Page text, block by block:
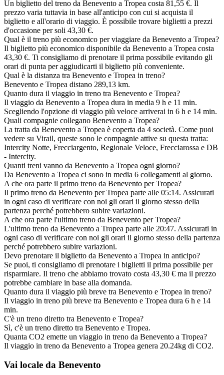
Un biglietto del treno da Benevento a Tropea costa 81,55 €. Il
prezzo varia tuttavia in base all'anticipo con cui si acquista il
biglietto e all'orario di viaggio. È possibile trovare biglietti a prezzi
d'occasione per soli 43,30 €.
Qual è il treno più economico per viaggiare da Benevento a Tropea?
Il biglietto più economico disponibile da Benevento a Tropea costa
43,30 €. Ti consigliamo di prenotare il prima possibile evitando gli
orari di punta per aggiudicarti il biglietto più conveniente.
Qual è la distanza tra Benevento e Tropea in treno?
Benevento e Tropea distano 289,13 km.
Quanto dura il viaggio in treno tra Benevento e Tropea?
Il viaggio da Benevento a Tropea dura in media 9 h e 11 min.
Scegliendo l'opzione di viaggio più veloce arriverai in 6 h e 14 min.
Quali compagnie collegano Benevento a Tropea?
La tratta da Benevento a Tropea è coperta da 4 società. Come puoi
vedere su Virail, queste sono le compagnie attive su questa tratta:
Intercity Notte, Frecciargento, Regionale Veloce, Frecciarossa e DB
- Intercity.
Quanti treni vanno da Benevento a Tropea ogni giorno?
Da Benevento a Tropea ci sono in media 6 collegamenti al giorno.
A che ora parte il primo treno da Benevento per Tropea?
Il primo treno da Benevento per Tropea parte alle 05:14. Assicurati
in ogni caso di verificare con noi gli orari il giorno stesso della
partenza perché potrebbero subire variazioni.
A che ora parte l'ultimo treno da Benevento per Tropea?
L'ultimo treno da Benevento a Tropea parte alle 20:47. Assicurati in
ogni caso di verificare con noi gli orari il giorno stesso della partenza
perché potrebbero subire variazioni.
Devo prenotare il biglietto da Benevento a Tropea in anticipo?
Se puoi, ti consigliamo di prenotare i biglietti il prima possibile per
risparmiare. Il treno che abbiamo trovato costa 43,30 € ma il prezzo
potrebbe cambiare in base alla domanda.
Quanto dura il viaggio più breve tra Benevento e Tropea in treno?
Il viaggio in treno più breve tra Benevento e Tropea dura 6 h e 14
min.
C'è un treno diretto tra Benevento e Tropea?
Sì, c'è un treno diretto tra Benevento e Tropea.
Quanta CO2 emette un viaggio in treno da Benevento a Tropea?
Il viaggio in treno da Benevento a Tropea genera 20.24kg di CO2.
Vai locale da Benevento